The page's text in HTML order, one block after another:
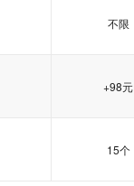
不限
+98元
15个